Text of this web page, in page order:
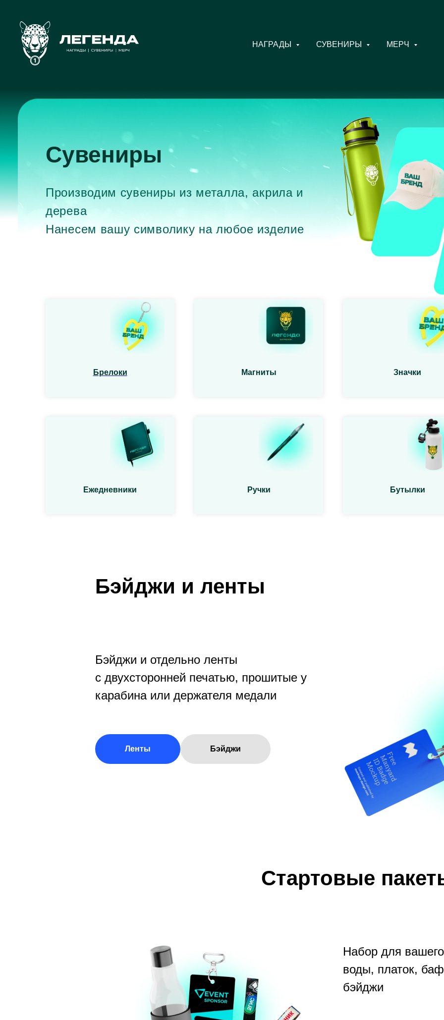
НАГРАДЫ СУВЕНИРЫ МЕРЧ
Сувениры
Производим сувениры из металла, акрила и
дерева
Нанесем вашу символику на любое изделие
Брелоки Магниты Значки
Ежедневники Ручки Бутылки
Бэйджи и ленты
Бэйджи и отдельно ленты
с двухсторонней печатью, прошитые у
карабина или держателя медали
Ленты Бэйджи
Стартовые
Набор для
воды, платок,
бэйджи